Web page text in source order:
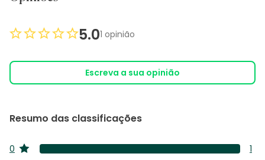
Resumo das classificações
0
estrelas
1
5.01 opinião
Escreva a sua opinião